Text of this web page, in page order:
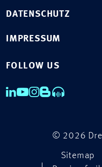
DATENSCHUTZ
IMPRESSUM
FOLLOW US
© 2026
Sitemap